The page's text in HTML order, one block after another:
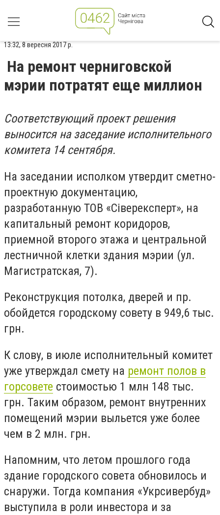
13:32, 8 вересня 2017 р.
На ремонт черниговской
мэрии потратят еще миллион
Соответствующий проект решения
выносится на заседание исполнительного
комитета 14 сентября.
На заседании исполком утвердит сметно-
проектную документацию,
разработанную ТОВ «Сіверексперт», на
капитальный ремонт коридоров,
приемной второго этажа и центральной
лестничной клетки здания мэрии (ул.
Магистратская, 7).
Реконструкция потолка, дверей и пр.
обойдется городскому совету в 949,6 тыс.
грн.
К слову, в июле исполнительный комитет
уже утверждал смету на ремонт полов в
горсовете стоимостью 1 млн 148 тыс.
грн. Таким образом, ремонт внутренних
помещений мэрии выльется уже более
чем в 2 млн. грн.
Напомним, что летом прошлого года
здание городского совета обновилось и
снаружи. Тогда компания «Укрсивербуд»
выступила в роли инвестора и за